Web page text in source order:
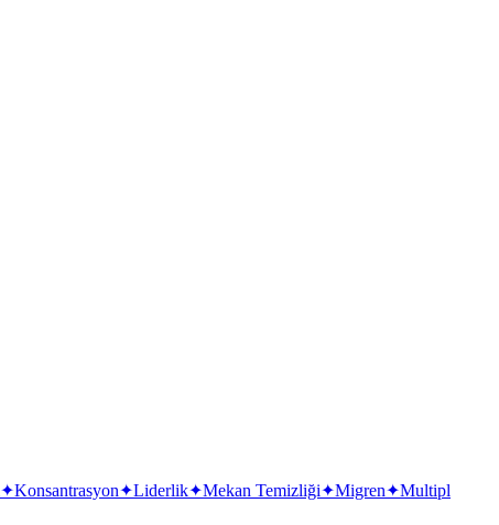
✦Konsantrasyon✦Liderlik✦Mekan Temizliği✦Migren✦Multipl